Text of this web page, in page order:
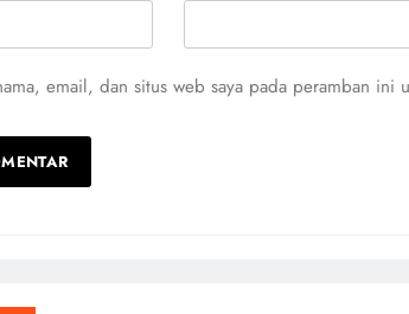
email, dan situs web saya pada peramban ini